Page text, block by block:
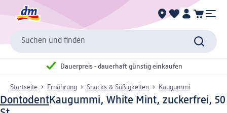
Suchen und finden
Dauerpreis - dauerhaft günstig einkaufen
Startseite Ernährung Snacks & Süßigkeiten Kaugummi
DontodentKaugummi, White Mint, zuckerfrei, 50